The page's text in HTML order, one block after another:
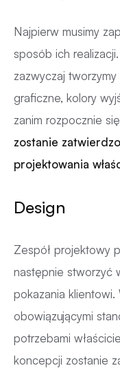
Najpierw musimy
sposób ich
zazwyczaj
graficzne, kolory
zanim rozpocznie
zostanie
projektowania
Design
Zespół projektowy
następnie stworzyć
pokazania
obowiązującymi
potrzebami
koncepcji zostanie